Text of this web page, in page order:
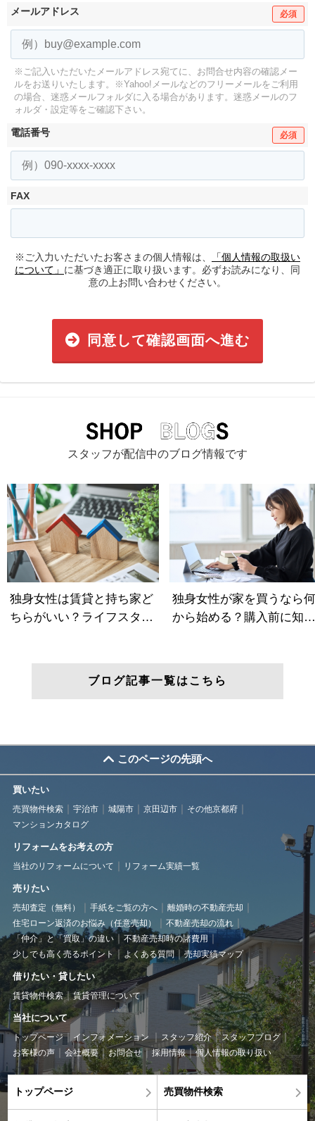
メールアドレス 必須
※ご記入いただいたメールアドレス宛てに、お問合せ内容の確認メー
ルをお送りいたします。
※Yahoo!メールなどのフリーメールをご利用
の場合、迷惑メールフォルダに入る場合があります。 迷惑メールのフ
ォルダ・設定等をご確認下さい。
電話番号 必須
FAX
※ご入力いただいたお客さまの個人情報は、
「個人情報の取扱い
について」 に基づき適正に取り扱います。必ずお読みになり、同
意の上お問い合わせください。
同意して確認画面へ進む
スタッフが配信中のブログ情報です
ブログ記事一覧はこちら
このページの先頭へ
買いたい
売買物件検索 宇治市 城陽市 京田辺市
その他京都府
マンションカタログ
リフォームをお考えの方
当社のリフォームについて リフォーム実績一覧
売りたい
売却査定（無料） 手紙をご覧の方へ
離婚時の不動産売却
住宅ローン返済のお悩み（任意売却）
不動産売却の流れ
「仲介」と「買取」の違い
不動産売却時の諸費用
少しでも高く売るポイント
よくある質問 売却実績マップ
借りたい・貸したい
賃貸物件検索 賃貸管理について
当社について
トップページ インフォメーション スタッフ紹介
スタッフブログ
お客様の声
会社概要 お問合せ 採用情報 個人情報の取り扱い
トップページ 売買物件検索